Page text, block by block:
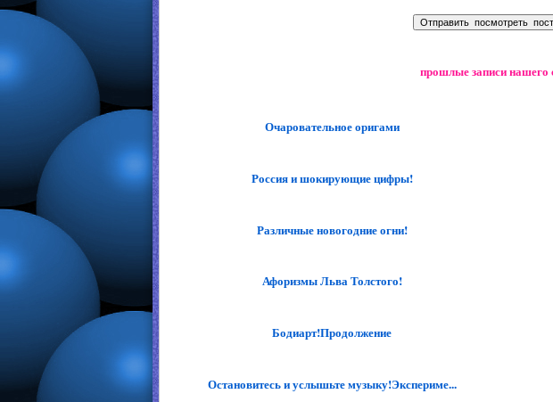
прошлые записи нашего
Очаровательное оригами
Россия и шокирующие цифры!
Различные новогодние огни!
Афоризмы Льва Толстого!
Бодиарт!Продолжение
Остановитесь и услышьте музыку!Экспериме...